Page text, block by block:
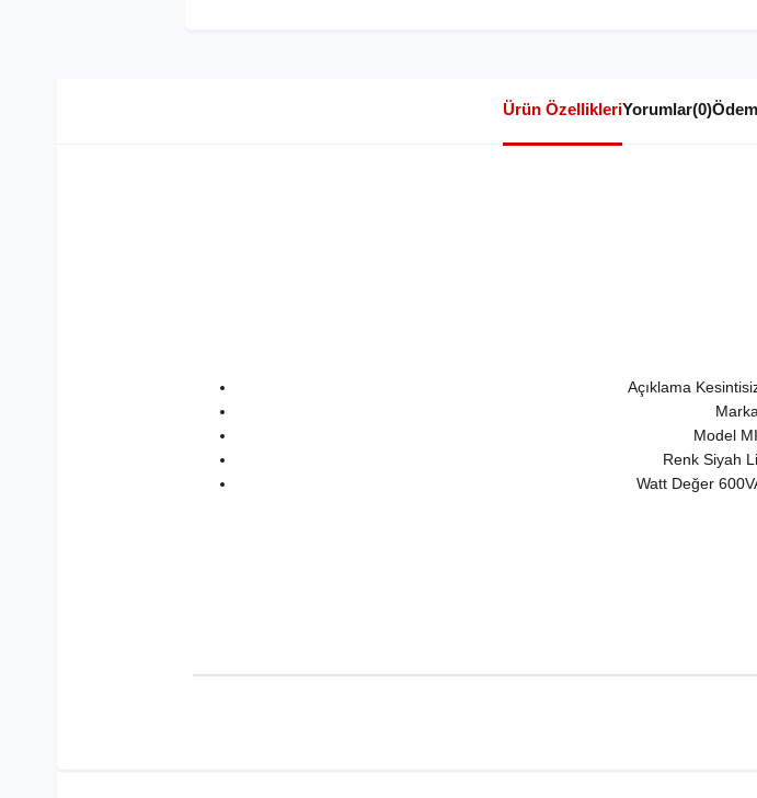
Ürün ÖzellikleriYorumlar(0)
Açıklama
Model
Renk Siyah
Watt Değer